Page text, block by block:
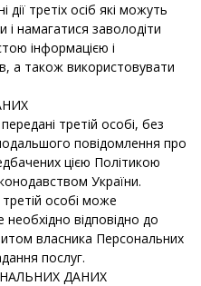
третіх осіб які можуть
і намагатися заволодіти
інформацією і
а також використовувати
третій особі, без
повідомлення про
цією Політикою
України.
особі може
відповідно до
власника Персональних
послуг.
ДАНИХ